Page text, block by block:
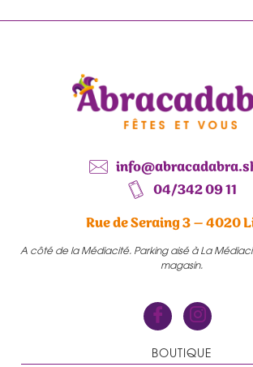
04/342 09 11
Rue de Seraing 3 – 4020
A côté de la Médiacité. Parking aisé à La
magasin.
BOUTIQUE